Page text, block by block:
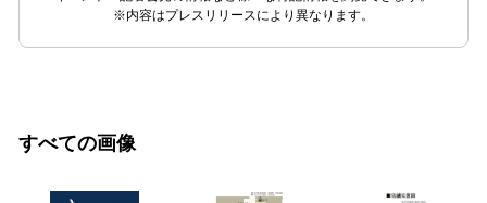
※内容はプレスリリースにより異なります。
すべての画像